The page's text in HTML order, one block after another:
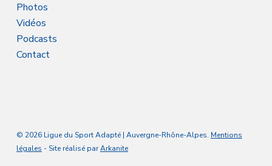
Photos
Vidéos
Podcasts
Contact
© 2026 Ligue du Sport Adapté | Auvergne-Rhône-Alpes. Mentions
légales - Site réalisé parArkanite